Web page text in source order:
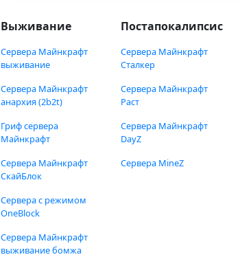
Выживание
Сервера Майнкрафт
выживание
Сервера Майнкрафт
анархия (2b2t)
Гриф сервера
Майнкрафт
Сервера Майнкрафт
СкайБлок
Сервера с режимом
OneBlock
Сервера Майнкрафт
выживание бомжа
Постапокалипсис
Сервера Майнкрафт
Сталкер
Сервера Майнкрафт
Раст
Сервера Майнкрафт
DayZ
Сервера MineZ